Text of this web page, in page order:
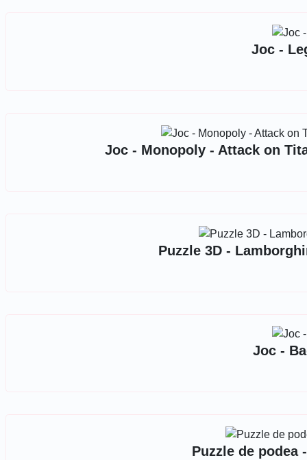
Joc -
Joc - Monopoly - Attack on
Puzzle 3D -
Joc -
Puzzle de podea